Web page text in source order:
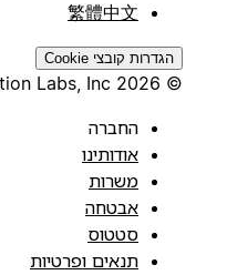
繁體中文
הגדרות קובצי Cookie
החברה
אודותינו
משרות
אבטחה
סטטוס
תנאים ופרטיות